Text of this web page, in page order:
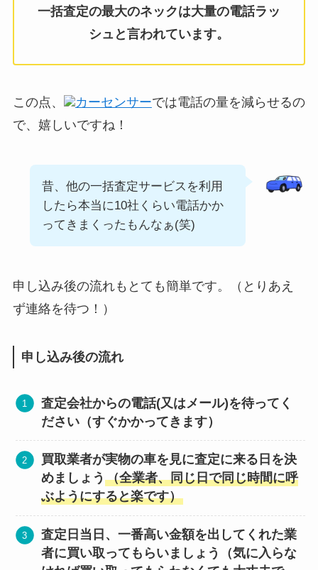
一括査定の最大のネックは大量の電話ラッ
シュと言われています。
この点、 カーセンサーでは電話の量を減らせるの
で、嬉しいですね！
昔、他の一括査定サービスを利用
したら本当に10社くらい電話かか
ってきまくったもんなぁ(笑)
申し込み後の流れもとても簡単です。（とりあえ
ず連絡を待つ！）
申し込み後の流れ
査定会社からの電話(又はメール)を待ってく
ださい（すぐかかってきます）
買取業者が実物の車を見に査定に来る日を決
めましょう（全業者、同じ日で同じ時間に呼
ぶようにすると楽です）
査定日当日、一番高い金額を出してくれた業
者に買い取ってもらいましょう（気に入らな